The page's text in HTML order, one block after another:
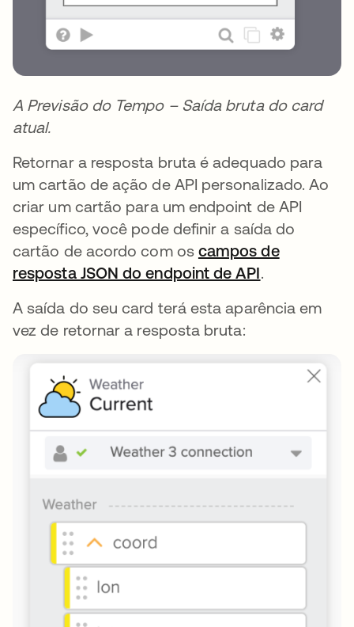
A Previsão do Tempo – Saída bruta do card
atual.
Retornar a resposta bruta é adequado para
um cartão de ação de API personalizado. Ao
criar um cartão para um endpoint de API
específico, você pode definir a saída do
cartão de acordo com os campos de
resposta JSON do endpoint de APIabre em
.
A saída do seu card terá esta aparência em
vez de retornar a resposta bruta: